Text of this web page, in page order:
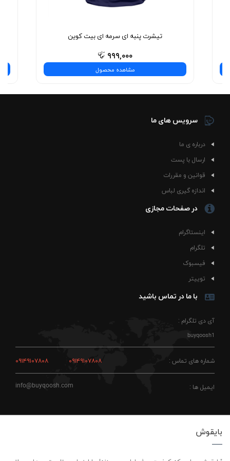
نیست—یه تجربه‌ی شیک و بی‌نظیره! همین حالا انتخاب
تیشرت پنبه ای سرمه ای بیت کوین
۹۹۹,۰۰۰
مشاهده محصول
سرویس های ما
درباره ی ما
ارسال با پست
قوانین و مقررات
اندازه گیری لباس
در صفحات مجازی
اینستاگرام
تلگرام
فیسبوک
توییتر
با ما در تماس باشید
آی دی تلگرام :
buyqoosh1
شماره های تماس : ۰۹۱۴۹۱۰۷۸۰۸ ۰۹۱۴۹۱۰۷۸۰۸
ایمیل ها : info@buyqoosh.com
بایقوش